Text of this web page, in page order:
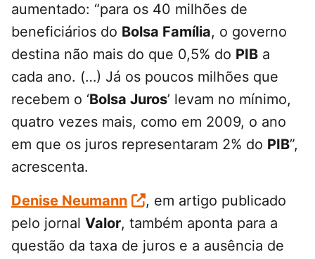
aumentado: “para os 40 milhões de
beneficiários do Bolsa Família, o governo
destina não mais do que 0,5% do PIB a
cada ano. (…) Já os poucos milhões que
recebem o ‘Bolsa Juros’ levam no mínimo,
quatro vezes mais, como em 2009, o ano
em que os juros representaram 2% do PIB”,
acrescenta.
Denise Neumann
, em artigo publicado
pelo jornal Valor, também aponta para a
questão da taxa de juros e a ausência de